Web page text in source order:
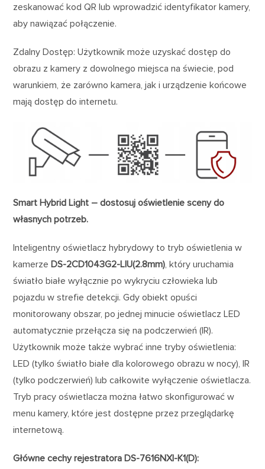
zeskanować kod QR lub wprowadzić identyfikator kamery,
aby nawiązać połączenie.
Zdalny Dostęp: Użytkownik może uzyskać dostęp do
obrazu z kamery z dowolnego miejsca na świecie, pod
warunkiem, że zarówno kamera, jak i urządzenie końcowe
mają dostęp do internetu.
Smart Hybrid Light – dostosuj oświetlenie sceny do
własnych potrzeb.
Inteligentny oświetlacz hybrydowy to tryb oświetlenia w
kamerzeDS-2CD1043G2-LIU(2.8mm), który uruchamia
światło białe wyłącznie po wykryciu człowieka lub
pojazdu w strefie detekcji. Gdy obiekt opuści
monitorowany obszar, po jednej minucie oświetlacz LED
automatycznie przełącza się na podczerwień (IR).
Użytkownik może także wybrać inne tryby oświetlenia:
LED (tylko światło białe dla kolorowego obrazu w nocy), IR
(tylko podczerwień) lub całkowite wyłączenie oświetlacza.
Tryb pracy oświetlacza można łatwo skonfigurować w
menu kamery, które jest dostępne przez przeglądarkę
internetową.
Główne cechy rejestratora DS-7616NXI-K1(D):